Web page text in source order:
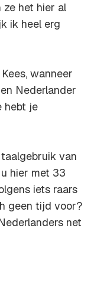
ze het hier al
ik heel erg
wanneer
Nederlander
hebt je
van
hier met 33
iets raars
geen tijd voor?
net